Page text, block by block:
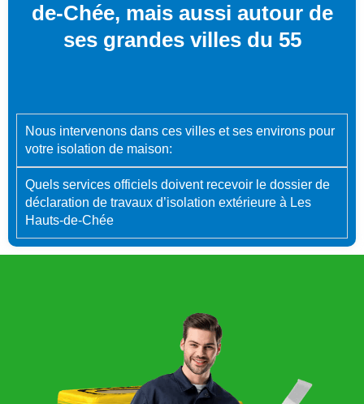
de-Chée, mais aussi autour de
ses grandes villes du 55
Nous intervenons dans ces villes et ses environs pour
votre isolation de maison:
Quels services officiels doivent recevoir le dossier de
déclaration de travaux d’isolation extérieure à Les
Hauts-de-Chée